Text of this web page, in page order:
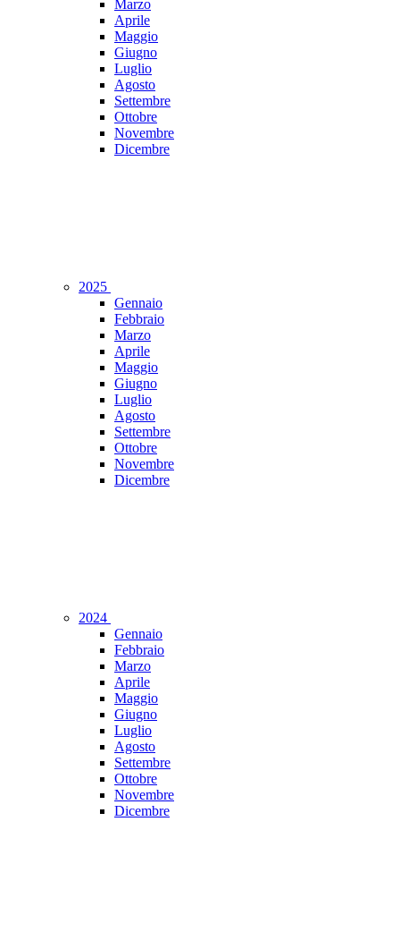
Marzo
Aprile
Maggio
Giugno
Luglio
Agosto
Settembre
Ottobre
Novembre
Dicembre
2025
Gennaio
Febbraio
Marzo
Aprile
Maggio
Giugno
Luglio
Agosto
Settembre
Ottobre
Novembre
Dicembre
2024
Gennaio
Febbraio
Marzo
Aprile
Maggio
Giugno
Luglio
Agosto
Settembre
Ottobre
Novembre
Dicembre